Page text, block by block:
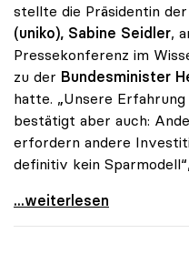
stellte die Präsidentin der
(uniko), Sabine Seidler,
Pressekonferenz im
zu der Bundesminister
hatte. „Unsere
bestätigt aber auch:
erfordern andere
definitiv kein
uniko-Präsidentin
...weiterlesen